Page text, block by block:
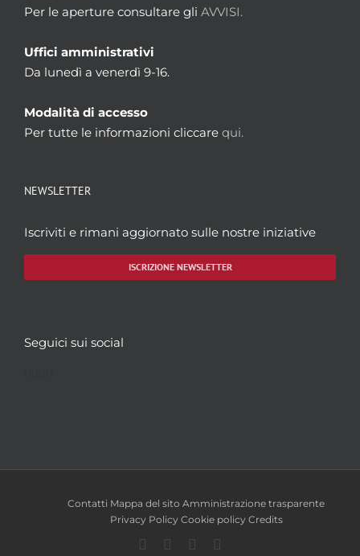
Per le aperture consultare gli AVVISI.
Uffici amministrativi
Da lunedì a venerdì 9-16.
Modalità di accesso
Per tutte le informazioni cliccare qui.
NEWSLETTER
Iscriviti e rimani aggiornato sulle nostre iniziative
ISCRIZIONE NEWSLETTER
Seguici sui social
Contatti Mappa del sito Amministrazione trasparente
Privacy Policy Cookie policy Credits
Facebook
TwitterYouTube